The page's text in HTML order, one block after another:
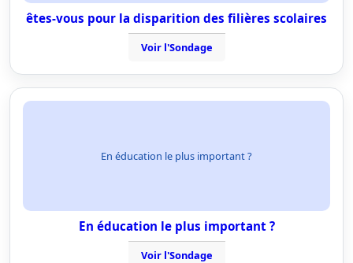
êtes-vous pour la disparition des filières scolaires
Voir l'Sondage
En éducation le plus important ?
En éducation le plus important ?
Voir l'Sondage